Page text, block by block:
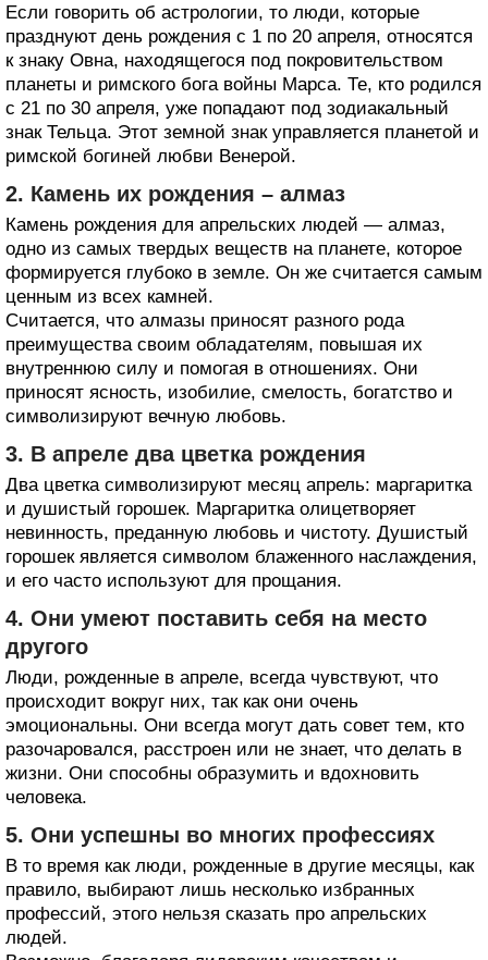
Если говорить об астрологии, то люди, которые
празднуют день рождения с 1 по 20 апреля, относятся
к знаку Овна, находящегося под покровительством
планеты и римского бога войны Марса. Те, кто родился
с 21 по 30 апреля, уже попадают под зодиакальный
знак Тельца. Этот земной знак управляется планетой и
римской богиней любви Венерой.
2. Камень их рождения – алмаз
Камень рождения для апрельских людей — алмаз,
одно из самых твердых веществ на планете, которое
формируется глубоко в земле. Он же считается самым
ценным из всех камней.
Считается, что алмазы приносят разного рода
преимущества своим обладателям, повышая их
внутреннюю силу и помогая в отношениях. Они
приносят ясность, изобилие, смелость, богатство и
символизируют вечную любовь.
3. В апреле два цветка рождения
Два цветка символизируют месяц апрель: маргаритка
и душистый горошек. Маргаритка олицетворяет
невинность, преданную любовь и чистоту. Душистый
горошек является символом блаженного наслаждения,
и его часто используют для прощания.
4. Они умеют поставить себя на место
другого
Люди, рожденные в апреле, всегда чувствуют, что
происходит вокруг них, так как они очень
эмоциональны. Они всегда могут дать совет тем, кто
разочаровался, расстроен или не знает, что делать в
жизни. Они способны образумить и вдохновить
человека.
5. Они успешны во многих профессиях
В то время как люди, рожденные в другие месяцы, как
правило, выбирают лишь несколько избранных
профессий, этого нельзя сказать про апрельских
людей.